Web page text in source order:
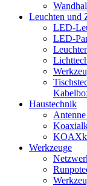
Leuchten und
LED-
LED-
Haustechnik
Werkzeuge